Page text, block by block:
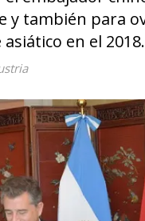
y también para
en el 2018.